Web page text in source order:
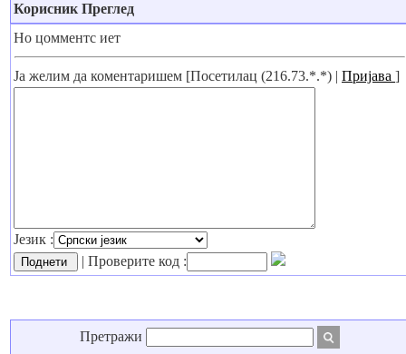
Корисник Преглед
Но цомментс иет
Ја желим да коментаришем [Посетилац (216.73.*.*) | Пријава ]
Језик :
| Проверите код :
Претражи